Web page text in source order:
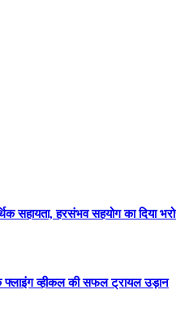
सहायता, हरसंभव सहयोग का दिया
फ्लाइंग व्हीकल की सफल ट्रायल उड़ान